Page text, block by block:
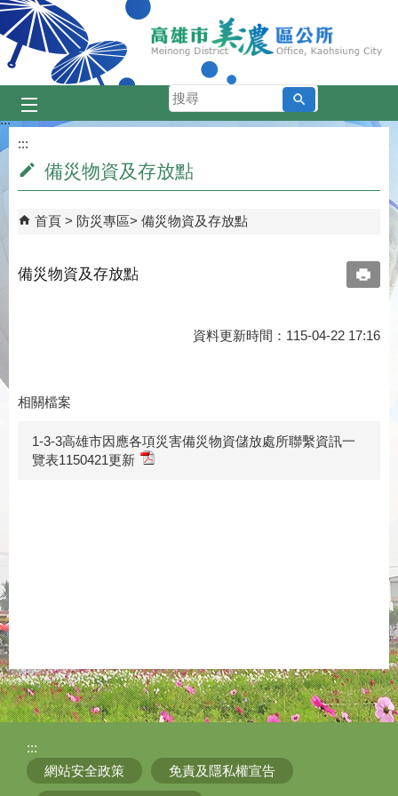
跳到主要內容區塊
搜
尋
:::
:::
備災物資及存放點
首頁 防災專區 備災物資及存放點
備災物資及存放點
資料更新時間：115-04-22 17:16
相關檔案
1-3-3高雄市因應各項災害備災物資儲放處所聯繫資訊一
覽表1150421更新
:::
網站安全政策
免責及隱私權宣告